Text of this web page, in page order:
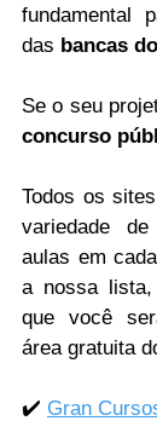
fundamental
das bancas
Se o seu
concurso
Todos os
variedade
aulas em
a nossa
que você
área gratuita
✔️ Gran